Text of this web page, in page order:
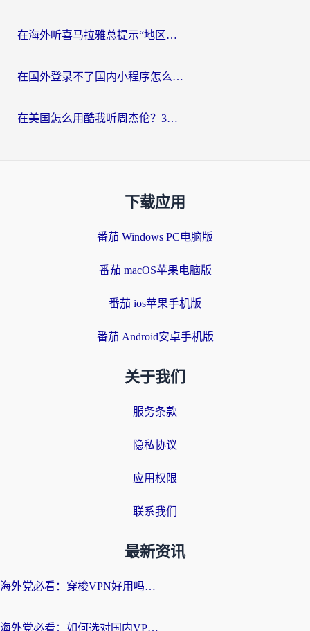
在海外听喜马拉雅总提示“地区限制”？3步轻松解除+听国内音乐全攻略
在国外登录不了国内小程序怎么办？选对回国加速器，轻松解锁国内资源
在美国怎么用酷我听周杰伦？3步搞定海外听歌难题
下载应用
番茄 Windows PC电脑版
番茄 macOS苹果电脑版
番茄 ios苹果手机版
番茄 Android安卓手机版
关于我们
服务条款
隐私协议
应用权限
联系我们
最新资讯
海外党必看：穿梭VPN好用吗？和云帆VPN对比哪个回国效果更好？附真实测评+避坑指南
海外党必看：如何选对国内VPN，实现无缝访问国内资源？